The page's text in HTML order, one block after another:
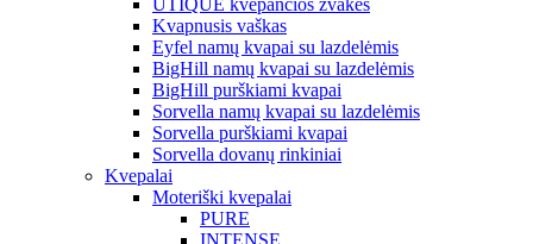
UTIQUE kvepančios žvakės
Kvapnusis vaškas
Eyfel namų kvapai su lazdelėmis
BigHill namų kvapai su lazdelėmis
BigHill purškiami kvapai
Sorvella namų kvapai su lazdelėmis
Sorvella purškiami kvapai
Sorvella dovanų rinkiniai
Kvepalai
Moteriški kvepalai
PURE
INTENSE